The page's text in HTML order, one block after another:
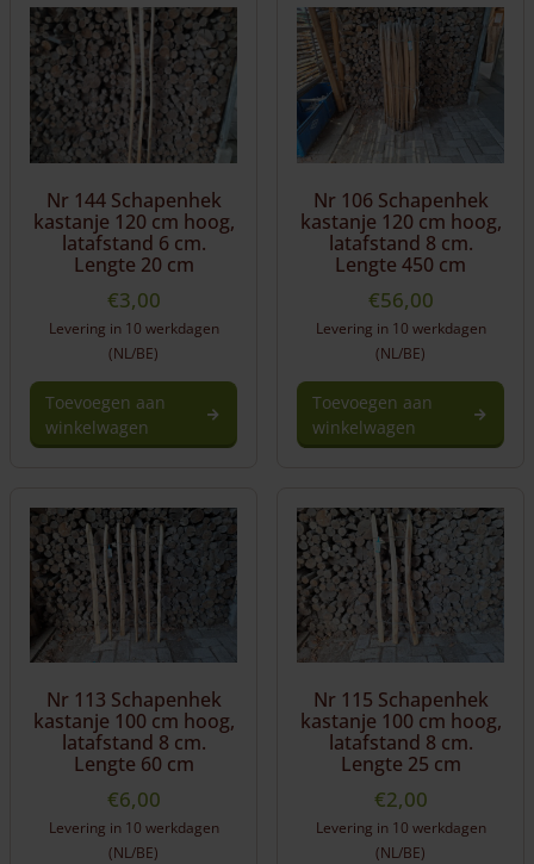
Nr 144 Schapenhek
kastanje 120 cm hoog,
latafstand 6 cm.
Lengte 20 cm
€3,00
Levering in 10 werkdagen
(NL/BE)
Toevoegen aan
winkelwagen
Nr 106 Schapenhek
kastanje 120 cm hoog,
latafstand 8 cm.
Lengte 450 cm
€56,00
Levering in 10 werkdagen
(NL/BE)
Toevoegen aan
winkelwagen
Nr 113 Schapenhek
kastanje 100 cm hoog,
latafstand 8 cm.
Lengte 60 cm
€6,00
Levering in 10 werkdagen
(NL/BE)
Nr 115 Schapenhek
kastanje 100 cm hoog,
latafstand 8 cm.
Lengte 25 cm
€2,00
Levering in 10 werkdagen
(NL/BE)